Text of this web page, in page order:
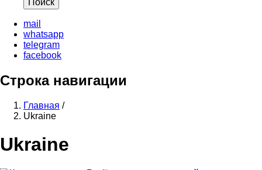
mail
whatsapp
telegram
facebook
Строка навигации
Главная /
Ukraine
Ukraine